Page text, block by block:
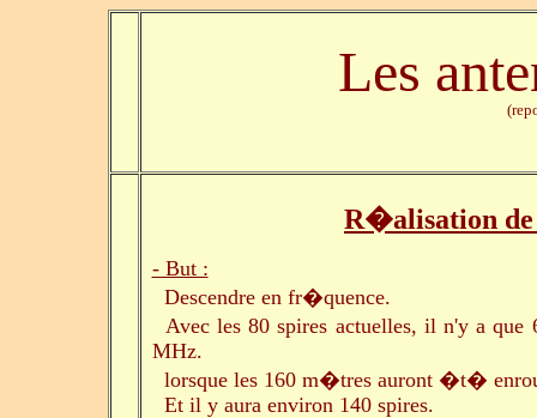
Les
R�alisation de
- But :
Descendre en fr�quence.
Avec les 80 spires actuelles, il n'y a
MHz.
lorsque les 160 m�tres auront �t�
Et il y aura environ 140 spires.